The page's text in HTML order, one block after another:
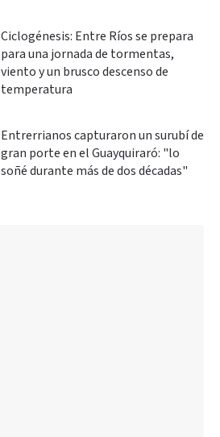
Ciclogénesis: Entre Ríos se prepara
para una jornada de tormentas,
viento y un brusco descenso de
temperatura
Entrerrianos capturaron un surubí de
gran porte en el Guayquiraró: "lo
soñé durante más de dos décadas"